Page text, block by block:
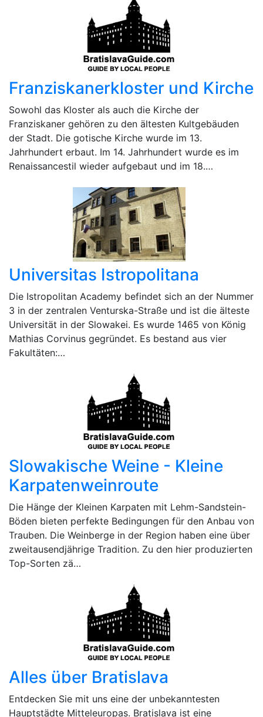
Franziskanerkloster und Kirche
Sowohl das Kloster als auch die Kirche der
Franziskaner gehören zu den ältesten Kultgebäuden
der Stadt. Die gotische Kirche wurde im 13.
Jahrhundert erbaut. Im 14. Jahrhundert wurde es im
Renaissancestil wieder aufgebaut und im 18.…
Universitas Istropolitana
Die Istropolitan Academy befindet sich an der Nummer
3 in der zentralen Venturska-Straße und ist die älteste
Universität in der Slowakei. Es wurde 1465 von König
Mathias Corvinus gegründet. Es bestand aus vier
Fakultäten:…
Slowakische Weine - Kleine
Karpatenweinroute
Die Hänge der Kleinen Karpaten mit Lehm-Sandstein-
Böden bieten perfekte Bedingungen für den Anbau von
Trauben. Die Weinberge in der Region haben eine über
zweitausendjährige Tradition. Zu den hier produzierten
Top-Sorten zä…
Alles über Bratislava
Entdecken Sie mit uns eine der unbekanntesten
Hauptstädte Mitteleuropas. Bratislava ist eine